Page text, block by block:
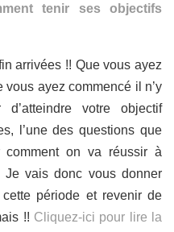
tenir ses objectifs
arrivées !! Que vous ayez
vous ayez commencé il n’y
votre objectif
l’une des questions que
comment on va réussir à
Je vais donc vous donner
période et revenir de
!! Cliquez-ici pour lire la